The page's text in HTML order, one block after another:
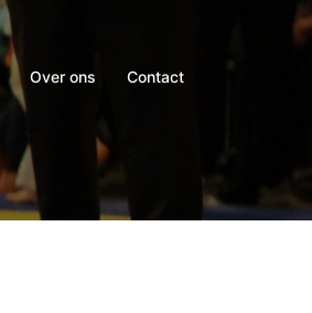
Over ons Contact